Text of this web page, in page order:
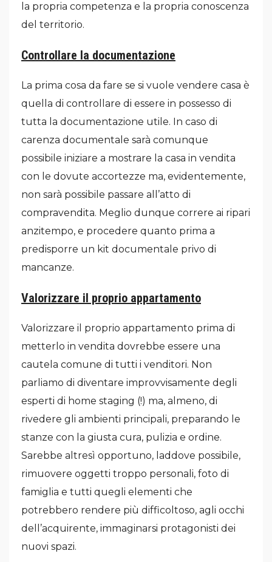
la propria competenza e la propria conoscenza
del territorio.
Controllare la documentazione
La prima cosa da fare se si vuole vendere casa è
quella di controllare di essere in possesso di
tutta la documentazione utile. In caso di
carenza documentale sarà comunque
possibile iniziare a mostrare la casa in vendita
con le dovute accortezze ma, evidentemente,
non sarà possibile passare all’atto di
compravendita. Meglio dunque correre ai ripari
anzitempo, e procedere quanto prima a
predisporre un kit documentale privo di
mancanze.
Valorizzare il proprio appartamento
Valorizzare il proprio appartamento prima di
metterlo in vendita dovrebbe essere una
cautela comune di tutti i venditori. Non
parliamo di diventare improvvisamente degli
esperti di home staging (!) ma, almeno, di
rivedere gli ambienti principali, preparando le
stanze con la giusta cura, pulizia e ordine.
Sarebbe altresì opportuno, laddove possibile,
rimuovere oggetti troppo personali, foto di
famiglia e tutti quegli elementi che
potrebbero rendere più difficoltoso, agli occhi
dell’acquirente, immaginarsi protagonisti dei
nuovi spazi.